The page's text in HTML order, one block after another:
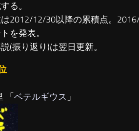
る。
は2012/12/30以降の累積点。
を発表。
(振り返り)は翌日更新。
「 ベテルギウス 」